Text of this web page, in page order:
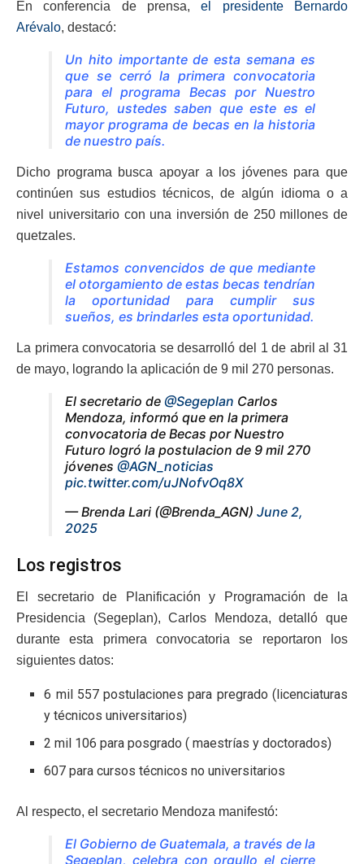
En conferencia de prensa,el presidente Bernardo
Arévalo, destacó:
Un hito importante de esta semana es
que se cerró la primera convocatoria
para el programa Becas por Nuestro
Futuro, ustedes saben que este es el
mayor programa de becas en la historia
de nuestro país.
Dicho programa busca apoyar a los jóvenes para que
continúen sus estudios técnicos, de algún idioma o a
nivel universitario con una inversión de 250 millones de
quetzales.
Estamos convencidos de que mediante
el otorgamiento de estas becas tendrían
la oportunidad para cumplir sus
sueños, es brindarles esta oportunidad.
La primera convocatoria se desarrolló del 1 de abril al 31
de mayo, logrando la aplicación de 9 mil 270 personas.
El secretario de @Segeplan Carlos
Mendoza, informó que en la primera
convocatoria de Becas por Nuestro
Futuro logró la postulacion de 9 mil 270
jóvenes @AGN_noticias
pic.twitter.com/uJNofvOq8X
— Brenda Lari (@Brenda_AGN) June 2,
2025
Los registros
El secretario de Planificación y Programación de la
Presidencia (Segeplan), Carlos Mendoza, detalló que
durante esta primera convocatoria se reportaron los
siguientes datos:
6 mil 557 postulaciones para pregrado (licenciaturas
y técnicos universitarios)
2 mil 106 para posgrado ( maestrías y doctorados)
607 para cursos técnicos no universitarios
Al respecto, el secretario Mendoza manifestó:
El Gobierno de Guatemala, a través de la
Segeplan, celebra con orgullo el cierre